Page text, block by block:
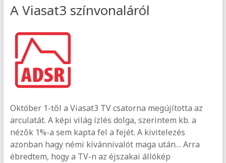
A Viasat3 színvonaláról
Október 1-től a Viasat3 TV csatorna megújította az
arculatát. A képi világ ízlés dolga, szerintem kb. a
nézők 1%-a sem kapta fel a fejét. A kivitelezés
azonban hagy némi kívánnivalót maga után… Arra
ébredtem, hogy a TV-n az éjszakai állókép